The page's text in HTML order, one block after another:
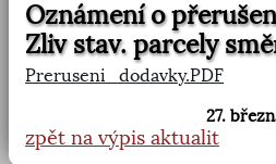
Oznámení o
Zliv stav. parcely
Preruseni_dodavky.PDF
27.
zpět na výpis aktualit